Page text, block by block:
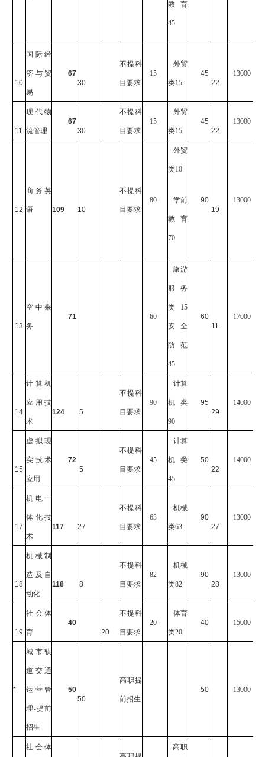
教育
45
10
国际经
济与贸
易
67
30
不提科
目要求
15
外贸
类15
45
22
13000
11
现代物
流管理
67
30
不提科
目要求
15
外贸
类15
45
22
13000
12
商务英
语 109 10
不提科
目要求
80
外贸
类10
学前
教育
70
90
19
13000
13
空中乘
务
71 60
旅游
服务
类15
安全
防范
45
60
11
17000
14
计算机
应用技
术
124 5
不提科
目要求
90
计算
机类
90
95
29
14000
15
虚拟现
实技术
应用
72
5
不提科
目要求
45
计算
机类
45
50
22
14000
17
机电一
体化技
术
117 27
不提科
目要求
63
机械
类63
90
27
13000
18
机械制
造及自
动化
118 8
不提科
目要求
82
机械
类82
90
28
13000
19
社会体
育
40
20
不提科
目要求
20
体育
类20
40 15000
*
城市轨
道交通
运营管
理-提前
招生
50
50
高职提
前招生
50 13000
社会体 高职